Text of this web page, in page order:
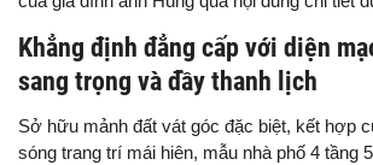
Khẳng định đẳng cấp với diện
sang trọng và đầy thanh lịch
Sở hữu mảnh đất vát góc đặc biệt, kết hợp
sóng trang trí mái hiên, mẫu nhà phố 4 tầng